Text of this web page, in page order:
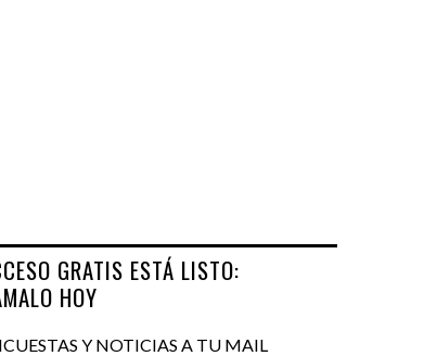
GRATIS ESTÁ LISTO:
HOY
Y NOTICIAS A TU MAIL